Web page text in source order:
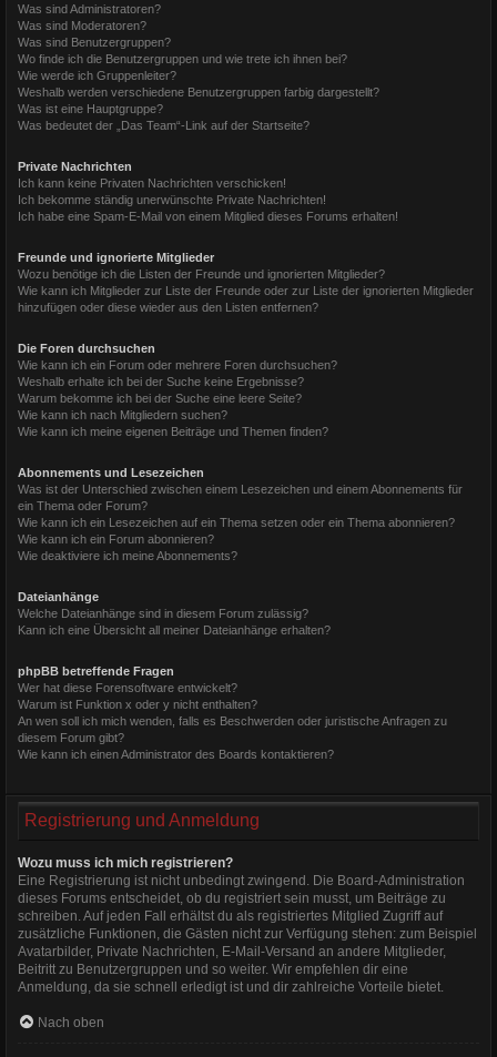
Was sind Administratoren?
Was sind Moderatoren?
Was sind Benutzergruppen?
Wo finde ich die Benutzergruppen und wie trete ich ihnen bei?
Wie werde ich Gruppenleiter?
Weshalb werden verschiedene Benutzergruppen farbig dargestellt?
Was ist eine Hauptgruppe?
Was bedeutet der „Das Team“-Link auf der Startseite?
Private Nachrichten
Ich kann keine Privaten Nachrichten verschicken!
Ich bekomme ständig unerwünschte Private Nachrichten!
Ich habe eine Spam-E-Mail von einem Mitglied dieses Forums erhalten!
Freunde und ignorierte Mitglieder
Wozu benötige ich die Listen der Freunde und ignorierten Mitglieder?
Wie kann ich Mitglieder zur Liste der Freunde oder zur Liste der ignorierten Mitglieder
hinzufügen oder diese wieder aus den Listen entfernen?
Die Foren durchsuchen
Wie kann ich ein Forum oder mehrere Foren durchsuchen?
Weshalb erhalte ich bei der Suche keine Ergebnisse?
Warum bekomme ich bei der Suche eine leere Seite?
Wie kann ich nach Mitgliedern suchen?
Wie kann ich meine eigenen Beiträge und Themen finden?
Abonnements und Lesezeichen
Was ist der Unterschied zwischen einem Lesezeichen und einem Abonnements für
ein Thema oder Forum?
Wie kann ich ein Lesezeichen auf ein Thema setzen oder ein Thema abonnieren?
Wie kann ich ein Forum abonnieren?
Wie deaktiviere ich meine Abonnements?
Dateianhänge
Welche Dateianhänge sind in diesem Forum zulässig?
Kann ich eine Übersicht all meiner Dateianhänge erhalten?
phpBB betreffende Fragen
Wer hat diese Forensoftware entwickelt?
Warum ist Funktion x oder y nicht enthalten?
An wen soll ich mich wenden, falls es Beschwerden oder juristische Anfragen zu
diesem Forum gibt?
Wie kann ich einen Administrator des Boards kontaktieren?
Registrierung und Anmeldung
Wozu muss ich mich registrieren?
Eine Registrierung ist nicht unbedingt zwingend. Die Board-Administration
dieses Forums entscheidet, ob du registriert sein musst, um Beiträge zu
schreiben. Auf jeden Fall erhältst du als registriertes Mitglied Zugriff auf
zusätzliche Funktionen, die Gästen nicht zur Verfügung stehen: zum Beispiel
Avatarbilder, Private Nachrichten, E-Mail-Versand an andere Mitglieder,
Beitritt zu Benutzergruppen und so weiter. Wir empfehlen dir eine
Anmeldung, da sie schnell erledigt ist und dir zahlreiche Vorteile bietet.
Nach oben